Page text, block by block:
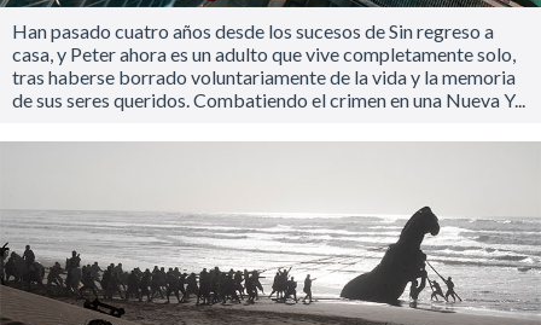
Han pasado cuatro años desde los sucesos de Sin regreso a
casa, y Peter ahora es un adulto que vive completamente solo,
tras haberse borrado voluntariamente de la vida y la memoria
de sus seres queridos. Combatiendo el crimen en una Nueva Y...